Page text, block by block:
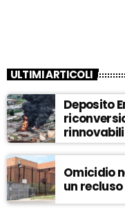
ULTIMI ARTICOLI
Deposito
rinnovabili
Omicidio
un